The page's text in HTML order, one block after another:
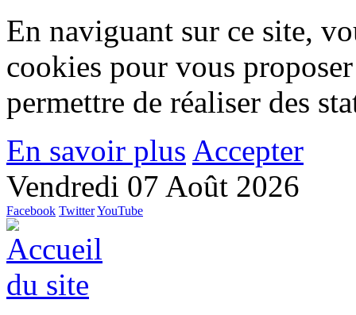
En naviguant sur ce site,
cookies pour vous
permettre de réaliser des
En savoir plus Accepter
Vendredi 07 Août 2026
Facebook TwitterYouTube